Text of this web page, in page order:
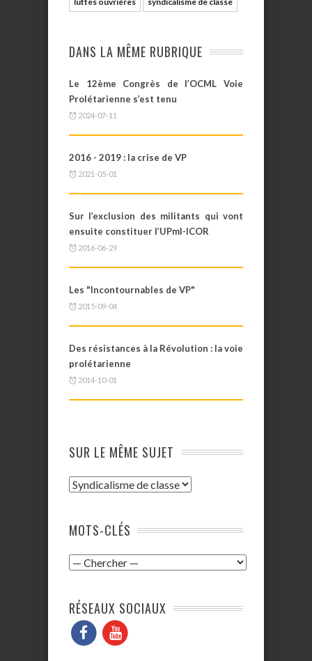
DANS LA MÊME RUBRIQUE
Le 12ème Congrès de l’OCML Voie
Prolétarienne s’est tenu
2024-07-11
2016 - 2019 : la crise de VP
2021-05-01
Sur l’exclusion des militants qui vont
ensuite constituer l’UPml-ICOR
2016-06-29
Les "Incontournables de VP"
2015-09-04
Des résistances à la Révolution : la voie
prolétarienne
2014-10-01
SUR LE MÊME SUJET
MOTS-CLÉS
RÉSEAUX SOCIAUX